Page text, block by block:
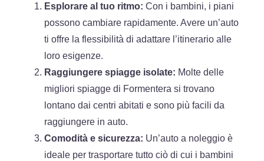
Esplorare al tuo ritmo: Con i bambini, i piani
possono cambiare rapidamente. Avere un’auto
ti offre la flessibilità di adattare l’itinerario alle
loro esigenze.
Raggiungere spiagge isolate: Molte delle
migliori spiagge di Formentera si trovano
lontano dai centri abitati e sono più facili da
raggiungere in auto.
Comodità e sicurezza: Un’auto a noleggio è
ideale per trasportare tutto ciò di cui i bambini